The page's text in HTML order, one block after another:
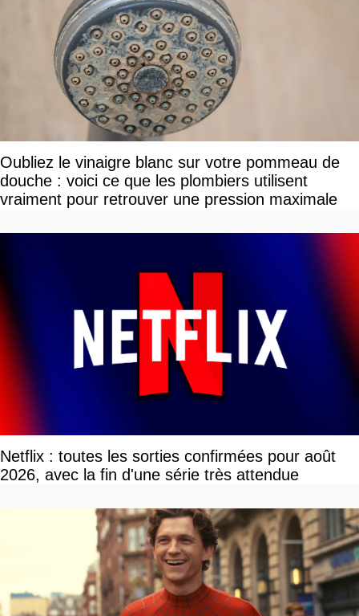
Oubliez le vinaigre blanc sur votre pommeau de
douche : voici ce que les plombiers utilisent
vraiment pour retrouver une pression maximale
Netflix : toutes les sorties confirmées pour août
2026, avec la fin d'une série très attendue